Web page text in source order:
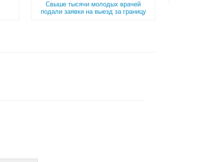
Свыше тысячи молодых врачей
подали заявки на выезд за границу